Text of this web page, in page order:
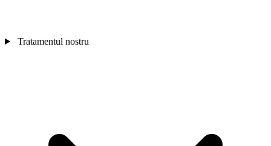
Tratamentul nostru